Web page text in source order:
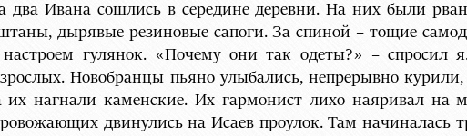
два Ивана сошлись в середине деревни. На них были
дырявые резиновые сапоги. За спиной – тощие
гулянок. «Почему они так одеты?» –
Новобранцы пьяно улыбались, непрерывно курили,
нагнали каменские. Их гармонист лихо наяривал на
двинулись на Исаев проулок. Там начиналась